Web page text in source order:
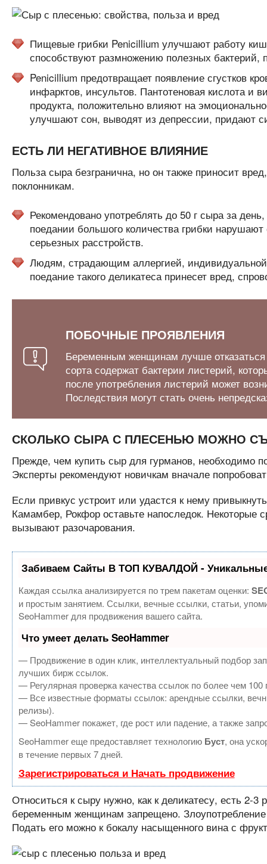
Пищевые грибки Penicillium улучшают работу
способствуют размножению полезных бактерий,
Penicillium предотвращает появление сгустков
инфарктов, инсультов. Пантотеновая кислота и
продукта, положительно влияют на
улучшают сон, выводят из депрессии, придают
ЕСТЬ ЛИ НЕГАТИВНОЕ ВЛИЯНИЕ
Польза сыра безгранична, но он также приносит
поклонникам.
Рекомендовано употреблять до 50 г сыра за
поедании большого количества грибки
серьезных расстройств.
Людям, страдающим аллергией,
поедание такого деликатеса принесет вред,
ПОБОЧНЫЕ ПРОЯВЛЕНИЯ
Беременным женщинам лучше
сорта содержат бактерии листерий,
после употребления листерий может
Последствия могут стать очень
СКОЛЬКО СЫРА С ПЛЕСЕНЬЮ МОЖНО
Прежде, чем купить сыр для гурманов, необходимо
Эксперты рекомендуют новичкам вначале
Если привкус устроит или удастся к нему
Камамбер, Рокфор оставьте напоследок. Некоторые
вызывают разочарования.
Забиваем Сайты В ТОП КУВАЛДОЙ - Уникальные
Каждая ссылка анализируется по трем пакетам оценки:
и простым занятием. Ссылки, вечные ссылки, статьи,
SeoHammer для продвижения вашего сайта.
Что умеет делать SeoHammer
— Продвижение в один клик, интеллектуальный подбор
лучших бирж ссылок.
— Регулярная проверка качества ссылок по более чем
— Все известные форматы ссылок: арендные ссылки,
релизы).
— SeoHammer покажет, где рост или падение, а также
SeoHammer еще предоставляет технологию Буст, она
в течение первых 7 дней.
Зарегистрироваться и Начать продвижение
Относиться к сыру нужно, как к деликатесу, есть 2-
беременным женщинам запрещено.
Подать его можно к бокалу насыщенного вина с